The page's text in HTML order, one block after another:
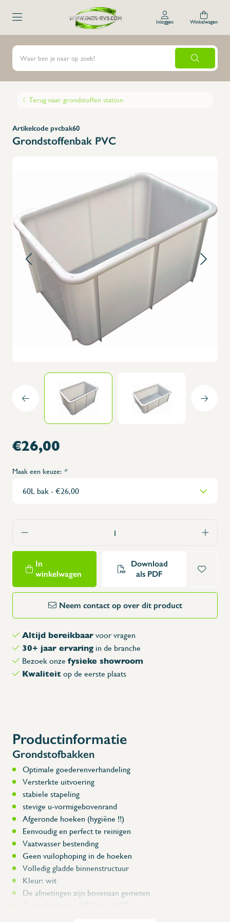
Inloggen Winkelwagen
Terug naar grondstoffen station
Artikelcode pvcbak60
Grondstoffenbak PVC
€26,00
Maak een keuze: *
In
winkelwagen
Download
als PDF
Neem contact op over dit product
Altijd bereikbaar voor vragen
30+ jaar ervaring in de branche
Bezoek onze fysieke showroom
Kwaliteit op de eerste plaats
Productinformatie
Grondstofbakken
Optimale goederenverhandeling
Versterkte uitvoering
stabiele stapeling
stevige u-vormigebovenrand
Afgeronde hoeken (hygiëne !!)
Eenvoudig en perfect te reinigen
Vaatwasser bestending
Geen vuilophoping in de hoeken
Volledig gladde binnenstructuur
Kleur: wit
De afmetingen zijn bovenaan gemeten